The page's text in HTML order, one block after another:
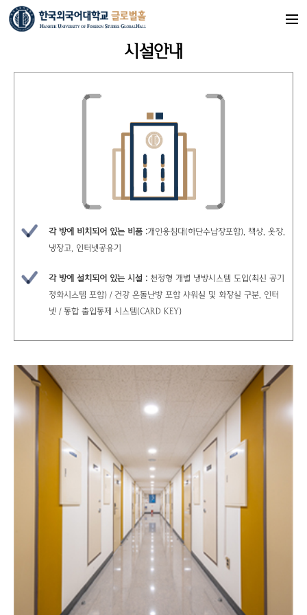
시설안내
각 방에 비치되어 있는 비품 :개인용침대(하단수납장포함), 책상, 옷장,
냉장고, 인터넷공유기
각 방에 설치되어 있는 시설 : 천정형 개별 냉방시스템 도입(최신 공기
정화시스템 포함) / 건강 온돌난방 포함 샤워실 및 화장실 구분, 인터
넷 / 통합 출입통제 시스템(CARD KEY)